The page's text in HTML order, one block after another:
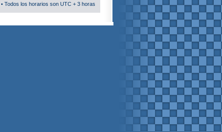
• Todos los horarios son UTC + 3 horas